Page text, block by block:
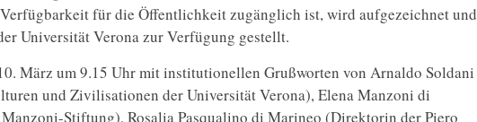
für die Öffentlichkeit zugänglich ist, wird aufgezeichnet und
Universität Verona zur Verfügung gestellt.
März um 9.15 Uhr mit institutionellen Grußworten von Arnaldo Soldani
und Zivilisationen der Universität Verona), Elena Manzoni di
Stiftung), Rosalia Pasqualino di Marineo (Direktorin der Piero